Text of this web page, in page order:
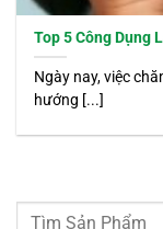
Top 5 Công Dụng
Ngày nay, việc
hướng [...]